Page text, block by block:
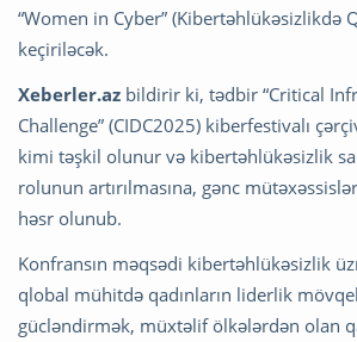
“Women in Cyber” (Kibertəhlükəsizlikdə
keçiriləcək.
Xeberler.az bildirir ki, tədbir “Critical
Challenge” (CIDC2025) kiberfestivalı
kimi təşkil olunur və kibertəhlükəsizlik
rolunun artırılmasına, gənc
həsr olunub.
Konfransın məqsədi kibertəhlükəsizlik
qlobal mühitdə qadınların liderlik
gücləndirmək, müxtəlif ölkələrdən olan